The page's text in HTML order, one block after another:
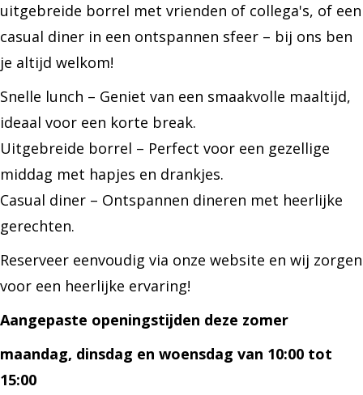
uitgebreide borrel met vrienden of collega's, of een
casual diner in een ontspannen sfeer – bij ons ben
je altijd welkom!
Snelle lunch – Geniet van een smaakvolle maaltijd,
ideaal voor een korte break.
Uitgebreide borrel – Perfect voor een gezellige
middag met hapjes en drankjes.
Casual diner – Ontspannen dineren met heerlijke
gerechten.
Reserveer eenvoudig via onze website en wij zorgen
voor een heerlijke ervaring!
Aangepaste openingstijden deze zomer
maandag, dinsdag en woensdag van 10:00 tot
15:00